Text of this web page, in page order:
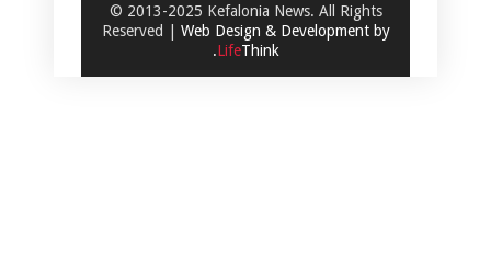
© 2013-2025 Kefalonia News. All Rights
Reserved | Web Design & Development by
.LifeThink